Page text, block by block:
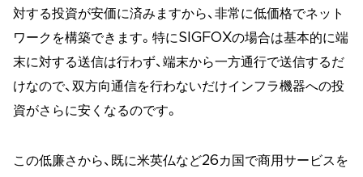
対する投資が安価に済みますから、非常に低価格でネット
ワークを構築できます。特にSIGFOXの場合は基本的に端
末に対する送信は行わず、端末から一方通行で送信するだ
けなので、双方向通信を行わないだけインフラ機器への投
資がさらに安くなるのです。
この低廉さから、既に米英仏など26カ国で商用サービスを